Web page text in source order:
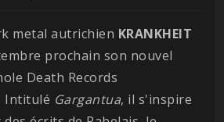
metal autrichien KRANKHEIT
prochain son nouvel
Death Records
Intitulé Gargantua, il s'inspire